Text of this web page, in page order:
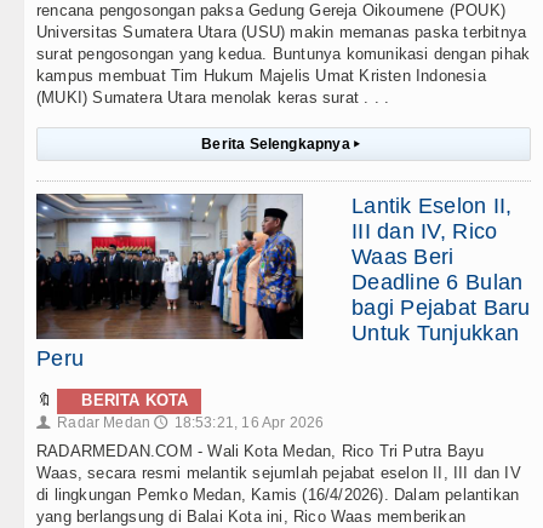
rencana pengosongan paksa Gedung Gereja Oikoumene (POUK)
Universitas Sumatera Utara (USU) makin memanas paska terbitnya
surat pengosongan yang kedua. Buntunya komunikasi dengan pihak
kampus membuat Tim Hukum Majelis Umat Kristen Indonesia
(MUKI) Sumatera Utara menolak keras surat . . .
Berita Selengkapnya ▸
Lantik Eselon II,
III dan IV, Rico
Waas Beri
Deadline 6 Bulan
bagi Pejabat Baru
Untuk Tunjukkan
Peru
🔖 BERITA KOTA
👤 Radar Medan 🕔 18:53:21, 16 Apr 2026
RADARMEDAN.COM - Wali Kota Medan, Rico Tri Putra Bayu
Waas, secara resmi melantik sejumlah pejabat eselon II, III dan IV
di lingkungan Pemko Medan, Kamis (16/4/2026). Dalam pelantikan
yang berlangsung di Balai Kota ini, Rico Waas memberikan